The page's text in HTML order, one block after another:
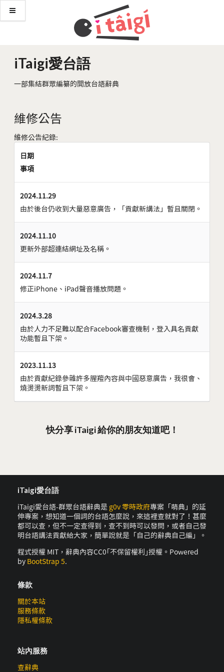
iTaigi愛台語
一部集結群眾編纂的開放台語辭典
維修公告
維修公告紀錄:
日期
事項
2024.11.29
由於後台仍收到大量惡意廣告，「貢獻新講法」暫且關閉。
2024.11.10
更新外部超連結網址及名稱。
2024.11.7
修正iPhone、iPad聲音播放問題。
2024.3.28
由於人力不足難以配合Facebook審查機制，登入具名貢獻
功能暫且下架。
2023.11.13
由於貢獻紀錄參雜許多腥羶內容與中國惡意廣告，我很會、
燒燙燙新詞暫且下架。
快分享 iTaigi 給你的朋友知道吧！
iTaigi愛台語
iTaigi愛台語-群眾台語辭典是 g0v 零時政府專案「萌典」的延
伸專案，想知道一個詞的台語怎麼說，來這裡查就對了！甚麼
都可以查，但不一定查得到，查不到時可以發問，或者自己發
明台語講法貢獻給大家，簡單說就是「自己的辭典自己編」。
程式授權 MIT，辭典內容CC0｢不保留權利｣授權。Powered
by BootStrap 5.
條款
關於本站
服務條款
隱私權條款
站內服務
查辭典